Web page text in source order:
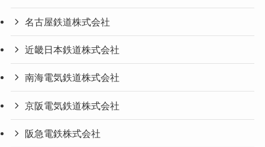
名古屋鉄道株式会社
近畿日本鉄道株式会社
南海電気鉄道株式会社
京阪電気鉄道株式会社
阪急電鉄株式会社